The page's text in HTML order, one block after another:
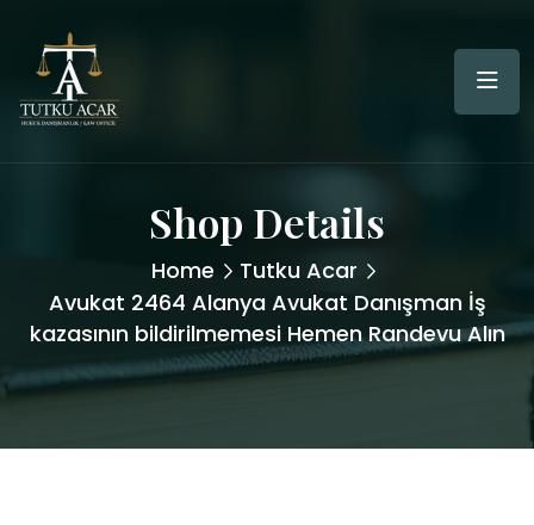
Shop Details
Home
Tutku Acar
Avukat 2464 Alanya Avukat Danışman İş
kazasının bildirilmemesi Hemen Randevu Alın